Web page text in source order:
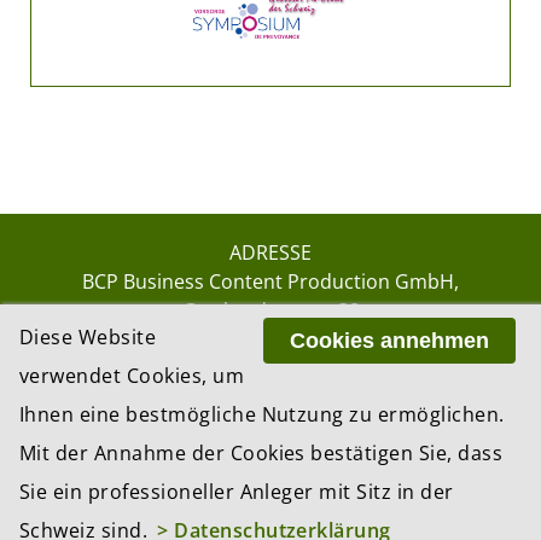
ADRESSE
BCP Business Content Production GmbH
Gotthardstrasse 38
8002 Zürich
GmbH, Zürich – Switzerland
Website by update AG, Zurich
Cookies annehmen
Diese Website
verwendet Cookies, um
Ihnen eine bestmögliche Nutzung zu ermöglichen.
Mit der Annahme der Cookies bestätigen Sie, dass
Sie ein professioneller Anleger mit Sitz in der
Schweiz sind. > Datenschutzerklärung